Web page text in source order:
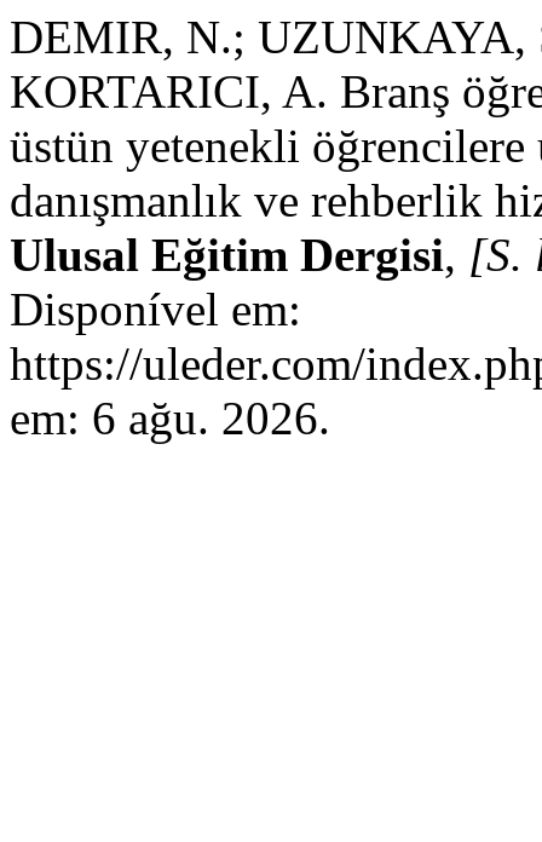
DEMIR, N.;
KORTARICI, A. Branş
üstün yetenekli
danışmanlık ve rehberlik
Ulusal Eğitim Dergisi, [S.
Disponível em:
https://uleder.com/
em: 6 ağu. 2026.